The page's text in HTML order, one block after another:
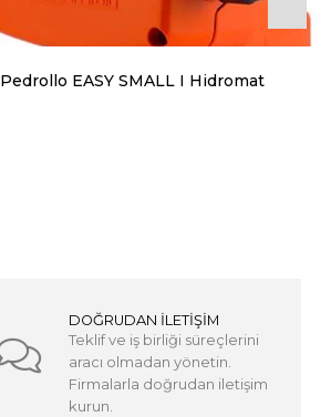
Pedrollo EASY SMALL I Hidromat
DOĞRUDAN İLETİŞİM
Teklif ve iş birliği süreçlerini
aracı olmadan yönetin.
Firmalarla doğrudan iletişim
kurun.